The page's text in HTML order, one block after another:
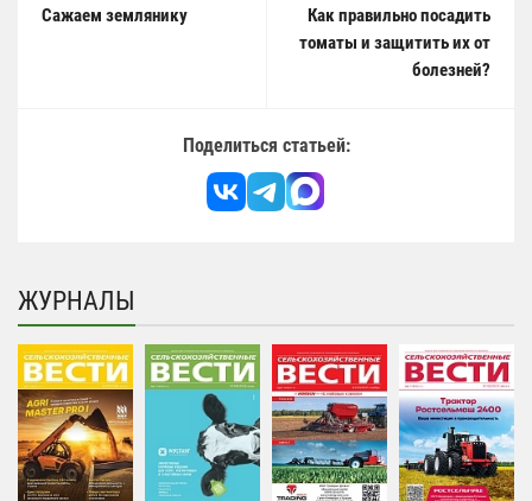
Сажаем землянику
Как правильно посадить
томаты и защитить их от
болезней?
Поделиться статьей:
ЖУРНАЛЫ